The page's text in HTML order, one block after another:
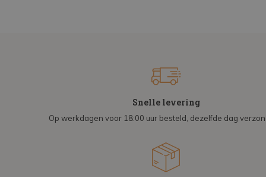
Snelle levering
Op werkdagen voor 18:00 uur besteld, dezelfde dag